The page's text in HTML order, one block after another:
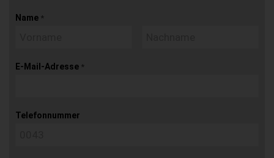
Name *
E-Mail-Adresse *
Telefonnummer